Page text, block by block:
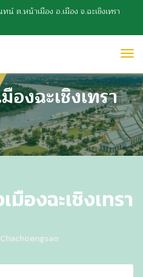
ต.หน้าเมือง อ.เมือง จ.ฉะเชิงเทรา
องฉะเชิงเทรา
องฉะเชิงเทรา